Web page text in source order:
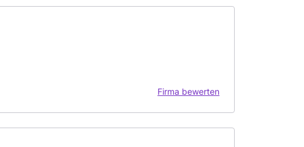
Firma bewerten